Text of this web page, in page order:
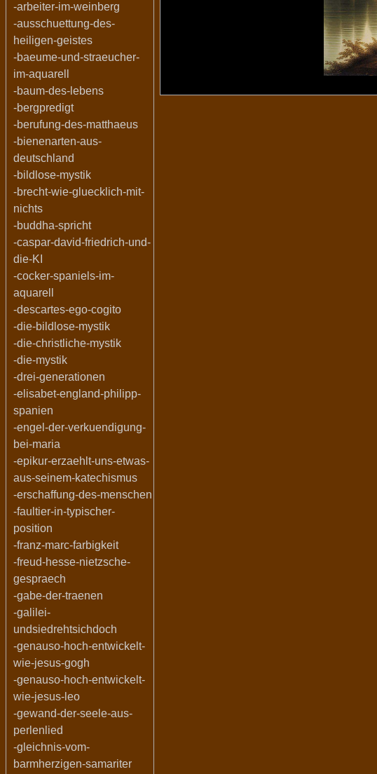
-arbeiter-im-weinberg
-ausschuettung-des-
heiligen-geistes
-baeume-und-straeucher-
im-aquarell
-baum-des-lebens
-bergpredigt
-berufung-des-matthaeus
-bienenarten-aus-
deutschland
-bildlose-mystik
-brecht-wie-gluecklich-mit-
nichts
-buddha-spricht
-caspar-david-friedrich-und-
die-KI
-cocker-spaniels-im-
aquarell
-descartes-ego-cogito
-die-bildlose-mystik
-die-christliche-mystik
-die-mystik
-drei-generationen
-elisabet-england-philipp-
spanien
-engel-der-verkuendigung-
bei-maria
-epikur-erzaehlt-uns-etwas-
aus-seinem-katechismus
-erschaffung-des-menschen
-faultier-in-typischer-
position
-franz-marc-farbigkeit
-freud-hesse-nietzsche-
gespraech
-gabe-der-traenen
-galilei-
undsiedrehtsichdoch
-genauso-hoch-entwickelt-
wie-jesus-gogh
-genauso-hoch-entwickelt-
wie-jesus-leo
-gewand-der-seele-aus-
perlenlied
-gleichnis-vom-
barmherzigen-samariter